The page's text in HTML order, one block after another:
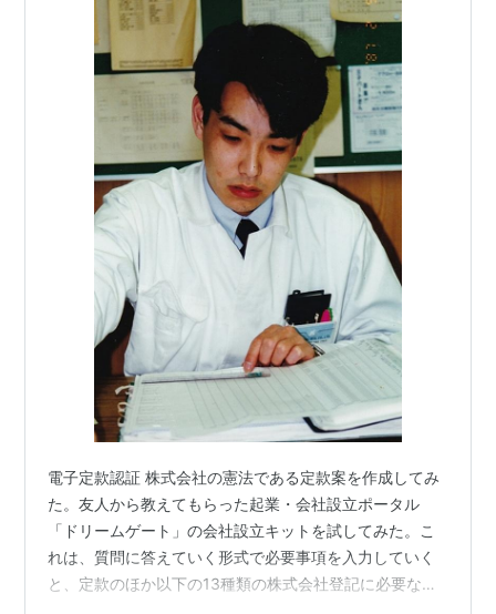
電子定款認証 株式会社の憲法である定款案を作成してみ
た。友人から教えてもらった起業・会社設立ポータル
「ドリームゲート」の会社設立キットを試してみた。こ
れは、質問に答えていく形式で必要事項を入力していく
と、定款のほか以下の13種類の株式会社登記に必要な申